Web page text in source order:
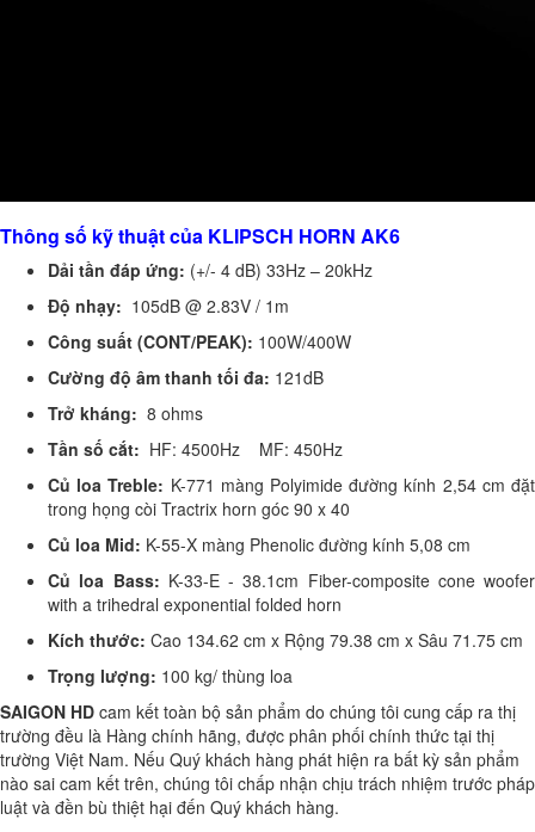
Thông số kỹ thuật của KLIPSCH HORN AK6
Dải tần đáp ứng: (+/- 4 dB) 33Hz – 20kHz
Độ nhạy: 105dB @ 2.83V / 1m
Công suất (CONT/PEAK): 100W/400W
Cường độ âm thanh tối đa: 121dB
Trở kháng: 8 ohms
Tần số cắt: HF: 4500Hz MF: 450Hz
Củ loa Treble: K-771 màng Polyimide đường kính 2,54 cm đặt
trong họng còi Tractrix horn góc 90 x 40
Củ loa Mid: K-55-X màng Phenolic đường kính 5,08 cm
Củ loa Bass: K-33-E - 38.1cm Fiber-composite cone woofer
with a trihedral exponential folded horn
Kích thước: Cao 134.62 cm x Rộng 79.38 cm x Sâu 71.75 cm
Trọng lượng: 100 kg/ thùng loa
SAIGON HD cam kết toàn bộ sản phẩm do chúng tôi cung cấp ra thị
trường đều là Hàng chính hãng, được phân phối chính thức tại thị
trường Việt Nam. Nếu Quý khách hàng phát hiện ra bất kỳ sản phẩm
nào sai cam kết trên, chúng tôi chấp nhận chịu trách nhiệm trước pháp
luật và đền bù thiệt hại đến Quý khách hàng.